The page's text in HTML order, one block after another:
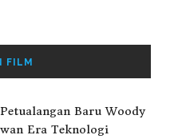
FILM
Baru Woody
Era Teknologi